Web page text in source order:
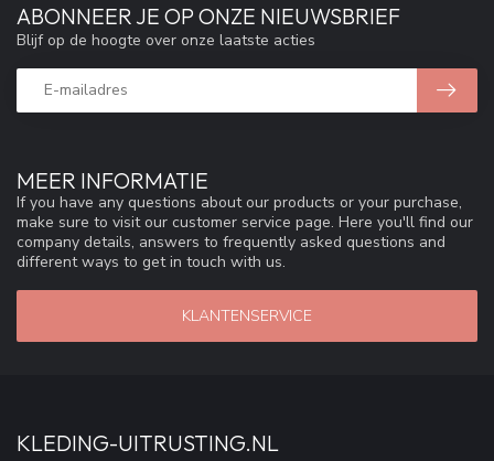
MEER INFORMATIE
If you have any questions about our products or your purchase,
make sure to visit our customer service page. Here you'll find our
company details, answers to frequently asked questions and
different ways to get in touch with us.
KLANTENSERVICE
ABONNEER JE OP ONZE NIEUWSBRIEF
Blijf op de hoogte over onze laatste acties
KLEDING-UITRUSTING.NL